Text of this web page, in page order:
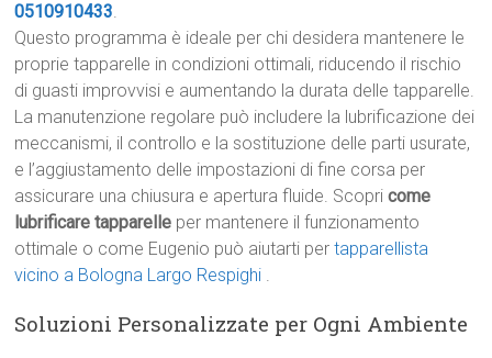
0510910433.
Questo programma è ideale per chi desidera mantenere le
proprie tapparelle in condizioni ottimali, riducendo il rischio
di guasti improvvisi e aumentando la durata delle tapparelle.
La manutenzione regolare può includere la lubrificazione dei
meccanismi, il controllo e la sostituzione delle parti usurate,
e l’aggiustamento delle impostazioni di fine corsa per
assicurare una chiusura e apertura fluide. Scopricome
lubrificare tapparelle per mantenere il funzionamento
ottimale o come Eugenio può aiutarti pertapparellista
vicino a Bologna Largo Respighi .
Soluzioni Personalizzate per Ogni Ambiente